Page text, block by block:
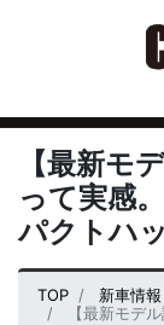
【最新モ
って実感
パクトハ
TOP 新車情報
【最新モデル試乗】